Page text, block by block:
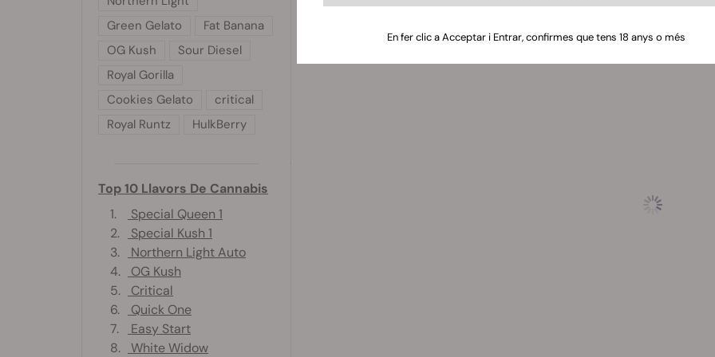
Trobaràs més informació sobre la garantia del teu vaporitzador a la
El Firefly 2+ no aplica per a aconseguir llavors i merchadising gratuït.
Green Gelato
Fat Banana
OG Kush
Sour Diesel
Royal Gorilla
Cookies Gelato
critical
Royal Runtz
HulkBerry
Top 10 Llavors De Cannabis
1.
Special Queen 1
2.
Special Kush 1
3.
Northern Light Auto
4.
OG Kush
5.
Critical
6.
Quick One
7.
Easy Start
8.
White Widow
En fer clic a Acceptar i Entrar, confirmes que tens 18 anys o més